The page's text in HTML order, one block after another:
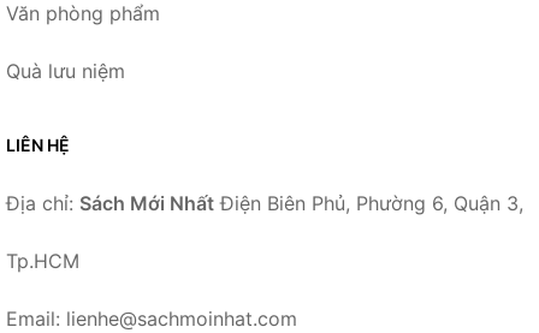
Văn phòng phẩm
Quà lưu niệm
LIÊN HỆ
Địa chỉ: Sách Mới Nhất Điện Biên Phủ, Phường 6, Quận 3,
Tp.HCM
Email: lienhe@sachmoinhat.com